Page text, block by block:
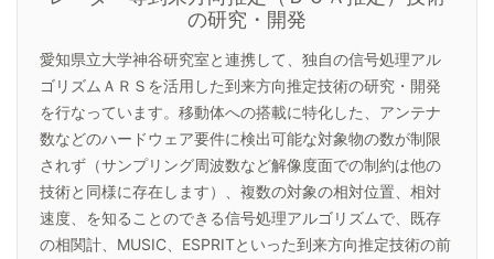
の研究・開発
愛知県立大学神谷研究室と連携して、独自の信号処理アル
ゴリズムＡＲＳを活用した到来方向推定技術の研究・開発
を行なっています。移動体への搭載に特化した、アンテナ
数などのハードウェア要件に検出可能な対象物の数が制限
されず（サンプリング周波数など解像度面での制約は他の
技術と同様に存在します）、複数の対象の相対位置、相対
速度、を知ることのできる信号処理アルゴリズムで、既存
の相関計、MUSIC、ESPRITといった到来方向推定技術の前